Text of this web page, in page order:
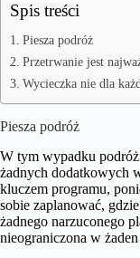
Spis treści
Piesza podróż
Przetrwanie jest
Wycieczka nie dla
Piesza podróż
W tym wypadku
żadnych dodatkowych
kluczem programu,
sobie zaplanować,
żadnego narzuconego
nieograniczona w żaden